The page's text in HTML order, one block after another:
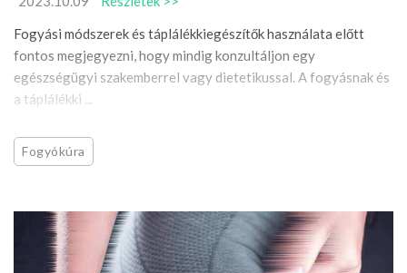
Fogyási módszerek és táplálékkiegészítők használata előtt
fontos megjegyezni, hogy mindig konzultáljon egy
egészségügyi szakemberrel vagy dietetikussal. A fogyásnak és
a táplálékki ...
Fogyókúra